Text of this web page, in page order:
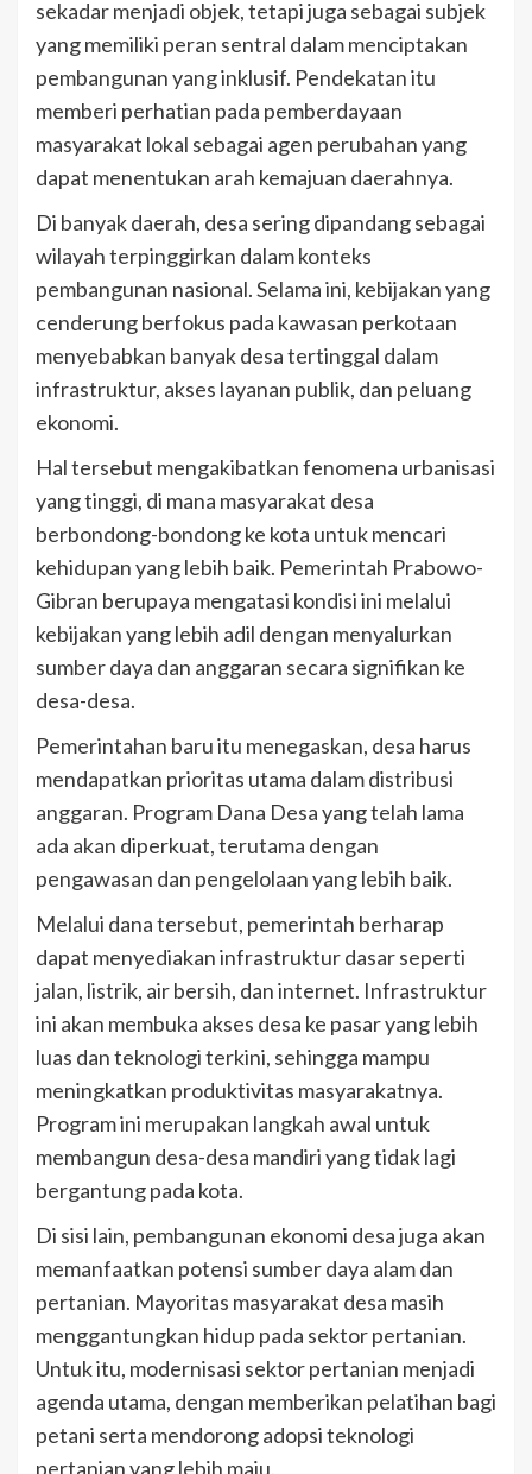
sekadar menjadi objek, tetapi juga sebagai subjek
yang memiliki peran sentral dalam menciptakan
pembangunan yang inklusif. Pendekatan itu
memberi perhatian pada pemberdayaan
masyarakat lokal sebagai agen perubahan yang
dapat menentukan arah kemajuan daerahnya.
Di banyak daerah, desa sering dipandang sebagai
wilayah terpinggirkan dalam konteks
pembangunan nasional. Selama ini, kebijakan yang
cenderung berfokus pada kawasan perkotaan
menyebabkan banyak desa tertinggal dalam
infrastruktur, akses layanan publik, dan peluang
ekonomi.
Hal tersebut mengakibatkan fenomena urbanisasi
yang tinggi, di mana masyarakat desa
berbondong-bondong ke kota untuk mencari
kehidupan yang lebih baik. Pemerintah Prabowo-
Gibran berupaya mengatasi kondisi ini melalui
kebijakan yang lebih adil dengan menyalurkan
sumber daya dan anggaran secara signifikan ke
desa-desa.
Pemerintahan baru itu menegaskan, desa harus
mendapatkan prioritas utama dalam distribusi
anggaran. Program Dana Desa yang telah lama
ada akan diperkuat, terutama dengan
pengawasan dan pengelolaan yang lebih baik.
Melalui dana tersebut, pemerintah berharap
dapat menyediakan infrastruktur dasar seperti
jalan, listrik, air bersih, dan internet. Infrastruktur
ini akan membuka akses desa ke pasar yang lebih
luas dan teknologi terkini, sehingga mampu
meningkatkan produktivitas masyarakatnya.
Program ini merupakan langkah awal untuk
membangun desa-desa mandiri yang tidak lagi
bergantung pada kota.
Di sisi lain, pembangunan ekonomi desa juga akan
memanfaatkan potensi sumber daya alam dan
pertanian. Mayoritas masyarakat desa masih
menggantungkan hidup pada sektor pertanian.
Untuk itu, modernisasi sektor pertanian menjadi
agenda utama, dengan memberikan pelatihan bagi
petani serta mendorong adopsi teknologi
pertanian yang lebih maju.